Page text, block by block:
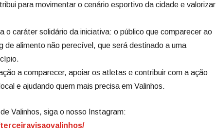
para movimentar o cenário esportivo da cidade e valorizar
o caráter solidário da iniciativa: o público que comparecer ao
de alimento não perecível, que será destinado a uma
a comparecer, apoiar os atletas e contribuir com a ação
e ajudando quem mais precisa em Valinhos.
Valinhos, siga o nosso Instagram: